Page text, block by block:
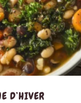
D’HIVER